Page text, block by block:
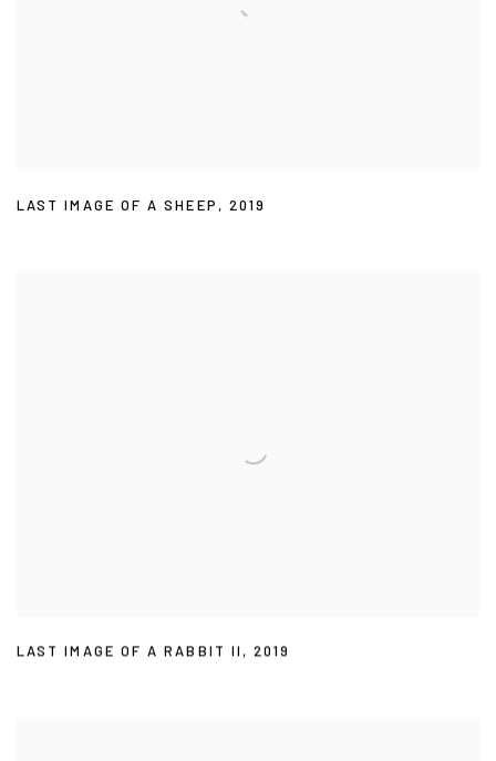
LAST IMAGE OF A SHEEP , 2019
LAST IMAGE OF A RABBIT II ,2019